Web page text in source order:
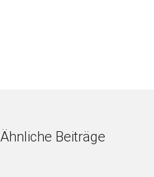
Ähnliche Beiträge